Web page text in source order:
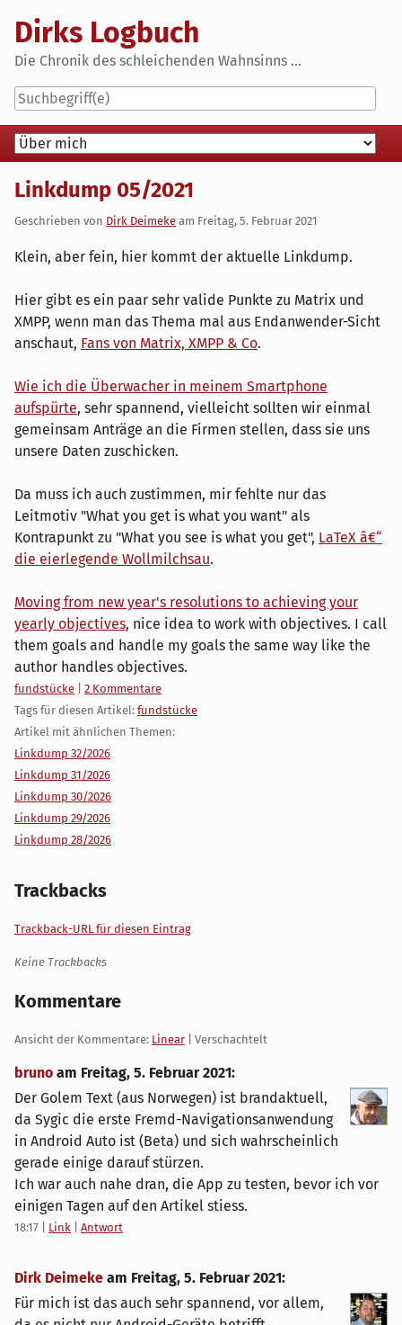
content
Dirks Logbuch
Die Chronik des schleichenden Wahnsinns ...
Navigation
Linkdump 05/2021
Geschrieben von Dirk Deimeke am Freitag, 5. Februar 2021
Klein, aber fein, hier kommt der aktuelle Linkdump.
Hier gibt es ein paar sehr valide Punkte zu Matrix und
XMPP, wenn man das Thema mal aus Endanwender-Sicht
anschaut, Fans von Matrix, XMPP & Co.
Wie ich die Überwacher in meinem Smartphone
aufspürte, sehr spannend, vielleicht sollten wir einmal
gemeinsam Anträge an die Firmen stellen, dass sie uns
unsere Daten zuschicken.
Da muss ich auch zustimmen, mir fehlte nur das
Leitmotiv "What you get is what you want" als
Kontrapunkt zu "What you see is what you get", LaTeX â€“
die eierlegende Wollmilchsau.
Moving from new year's resolutions to achieving your
yearly objectives, nice idea to work with objectives. I call
them goals and handle my goals the same way like the
author handles objectives.
Kategorien:
fundstücke
2 Kommentare
Tags für diesen Artikel: fundstücke
Artikel mit ähnlichen Themen:
Linkdump 32/2026
Linkdump 31/2026
Linkdump 30/2026
Linkdump 29/2026
Linkdump 28/2026
Trackbacks
Trackback-URL für diesen Eintrag
Keine Trackbacks
Kommentare
Ansicht der Kommentare: Linear | Verschachtelt
bruno am Freitag, 5. Februar 2021:
Der Golem Text (aus Norwegen) ist brandaktuell,
da Sygic die erste Fremd-Navigationsanwendung
in Android Auto ist (Beta) und sich wahrscheinlich
gerade einige darauf stürzen.
Ich war auch nahe dran, die App zu testen, bevor ich vor
einigen Tagen auf den Artikel stiess.
18:17 Link Antwort
Dirk Deimeke am Freitag, 5. Februar 2021:
Für mich ist das auch sehr spannend, vor allem,